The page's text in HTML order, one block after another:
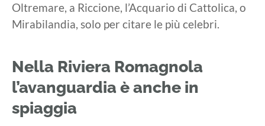
Oltremare, a Riccione, l’Acquario di Cattolica, o
Mirabilandia, solo per citare le più celebri.
Nella Riviera Romagnola
l’avanguardia è anche in
spiaggia